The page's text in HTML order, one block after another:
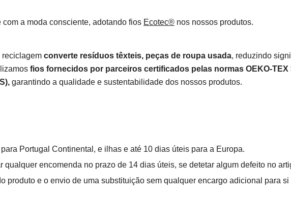
com a moda consciente, adotando fios Ecotec® nos nossos produtos.
reciclagem converte resíduos têxteis, peças de roupa usada, reduzindo
fios fornecidos por parceiros certificados pelas normas OEKO-TEX
garantindo a qualidade e sustentabilidade dos nossos produtos.
Portugal Continental, e ilhas e até 10 dias úteis para a Europa.
qualquer encomenda no prazo de 14 dias úteis, se detetar algum defeito no
produto e o envio de uma substituição sem qualquer encargo adicional para si